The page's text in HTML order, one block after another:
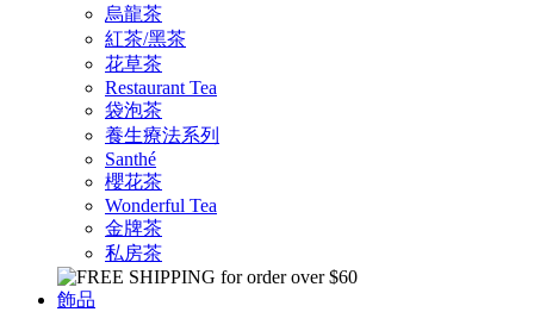
烏龍茶
紅茶/黑茶
花草茶
Restaurant Tea
袋泡茶
養生療法系列
Santhé
櫻花茶
Wonderful Tea
金牌茶
私房茶
飾品